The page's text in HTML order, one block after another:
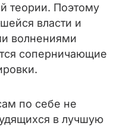
теории. Поэтому
власти и
волнениями
соперничающие
по себе не
в лучшую